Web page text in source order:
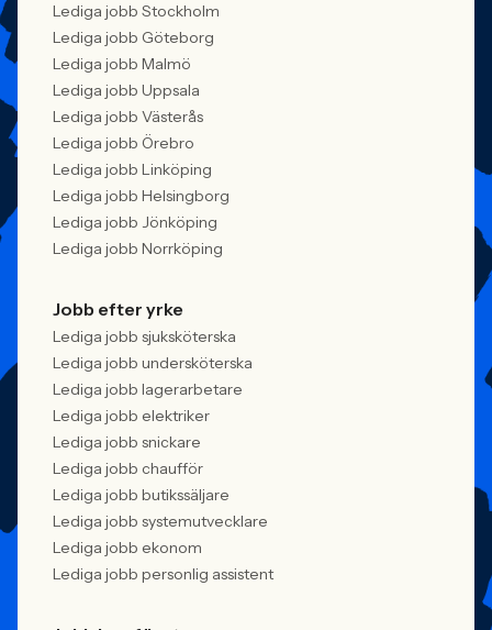
Lediga jobb Stockholm
Lediga jobb Göteborg
Lediga jobb Malmö
Lediga jobb Uppsala
Lediga jobb Västerås
Lediga jobb Örebro
Lediga jobb Linköping
Lediga jobb Helsingborg
Lediga jobb Jönköping
Lediga jobb Norrköping
Jobb efter yrke
Lediga jobb sjuksköterska
Lediga jobb undersköterska
Lediga jobb lagerarbetare
Lediga jobb elektriker
Lediga jobb snickare
Lediga jobb chaufför
Lediga jobb butikssäljare
Lediga jobb systemutvecklare
Lediga jobb ekonom
Lediga jobb personlig assistent